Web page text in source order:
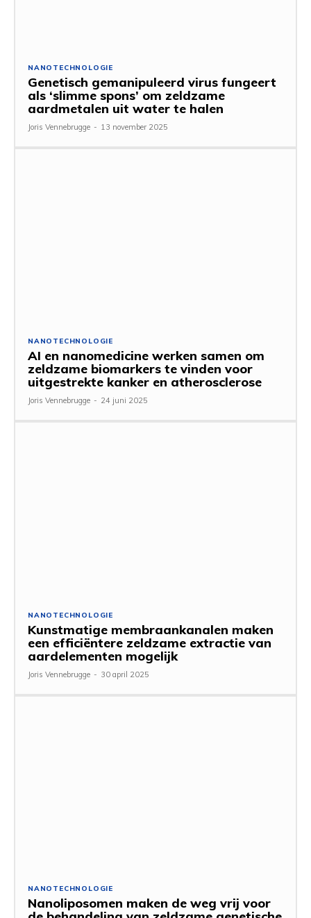
NANOTECHNOLOGIE
Genetisch gemanipuleerd virus fungeert
als ‘slimme spons’ om zeldzame
aardmetalen uit water te halen
Joris Vennebrugge - 13 november 2025
NANOTECHNOLOGIE
AI en nanomedicine werken samen om
zeldzame biomarkers te vinden voor
uitgestrekte kanker en atherosclerose
Joris Vennebrugge - 24 juni 2025
NANOTECHNOLOGIE
Kunstmatige membraankanalen maken
een efficiëntere zeldzame extractie van
aardelementen mogelijk
Joris Vennebrugge - 30 april 2025
NANOTECHNOLOGIE
Nanoliposomen maken de weg vrij voor